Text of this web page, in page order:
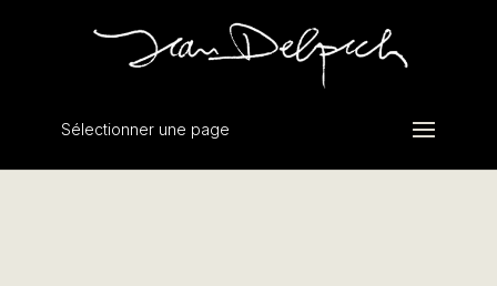
Sélectionner une page